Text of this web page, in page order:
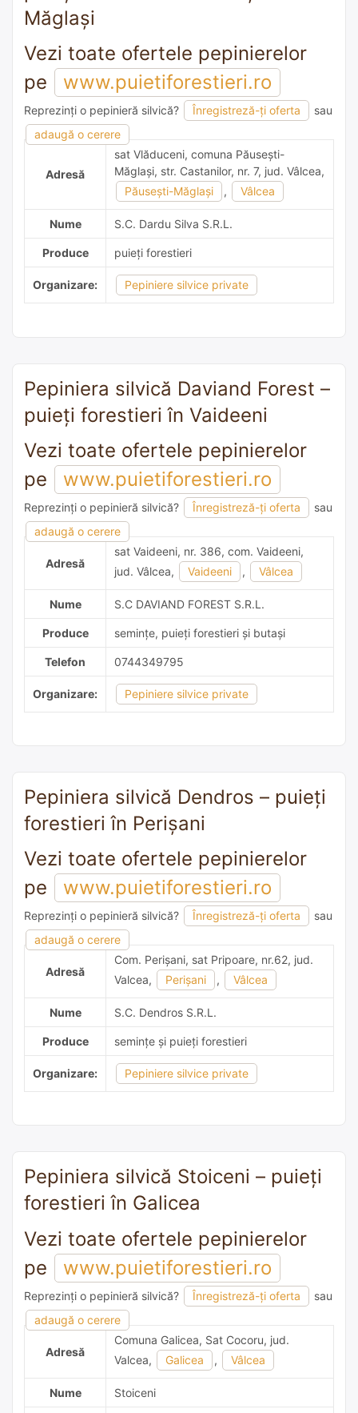
Măglași
Vezi toate ofertele pepinierelor
pe
www.puietiforestieri.ro
Reprezinți o pepinieră silvică? Înregistreză-ți oferta
sau
adaugă o cerere
adaugă o recomandare
Adresă
sat Vlăduceni, comuna Păusești-
Măglași, str. Castanilor, nr. 7, jud. Vâlcea,
Păusești-Măglași
, Vâlcea
Nume S.C. Dardu Silva S.R.L.
Produce puieți forestieri
Organizare: Pepiniere silvice private
Pepiniera silvică Daviand Forest –
puieți forestieri în Vaideeni
Vezi toate ofertele pepinierelor
pe
www.puietiforestieri.ro
Reprezinți o pepinieră silvică? Înregistreză-ți oferta
sau
adaugă o cerere
adaugă o recomandare
Adresă
sat Vaideeni, nr. 386, com. Vaideeni,
jud. Vâlcea,
Vaideeni , Vâlcea
Nume S.C DAVIAND FOREST S.R.L.
Produce semințe, puieți forestieri și butași
Telefon 0744349795
Organizare: Pepiniere silvice private
Pepiniera silvică Dendros – puieți
forestieri în Perişani
Vezi toate ofertele pepinierelor
pe
www.puietiforestieri.ro
Reprezinți o pepinieră silvică? Înregistreză-ți oferta
sau
adaugă o cerere
adaugă o recomandare
Adresă
Com. Perişani, sat Pripoare, nr.62, jud.
Valcea,
Perişani , Vâlcea
Nume S.C. Dendros S.R.L.
Produce semințe și puieți forestieri
Organizare: Pepiniere silvice private
Pepiniera silvică Stoiceni – puieți
forestieri în Galicea
Vezi toate ofertele pepinierelor
pe
www.puietiforestieri.ro
Reprezinți o pepinieră silvică? Înregistreză-ți oferta
sau
adaugă o cerere
adaugă o recomandare
Adresă
Comuna Galicea, Sat Cocoru, jud.
Valcea,
Galicea , Vâlcea
Nume Stoiceni